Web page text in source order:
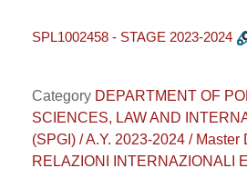
SPL1002458 - STAGE 2023-2024
Category DEPARTMENT OF
SCIENCES, LAW AND
(SPGI) / A.Y. 2023-2024 /
RELAZIONI INTERNAZIONALI